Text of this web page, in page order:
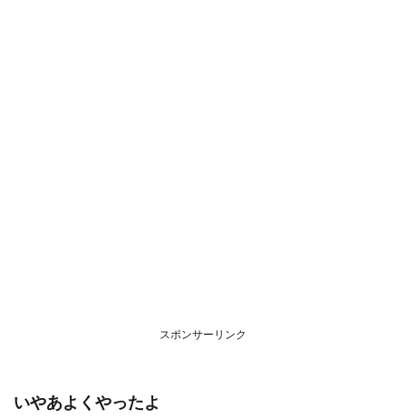
スポンサーリンク
いやあよくやったよ